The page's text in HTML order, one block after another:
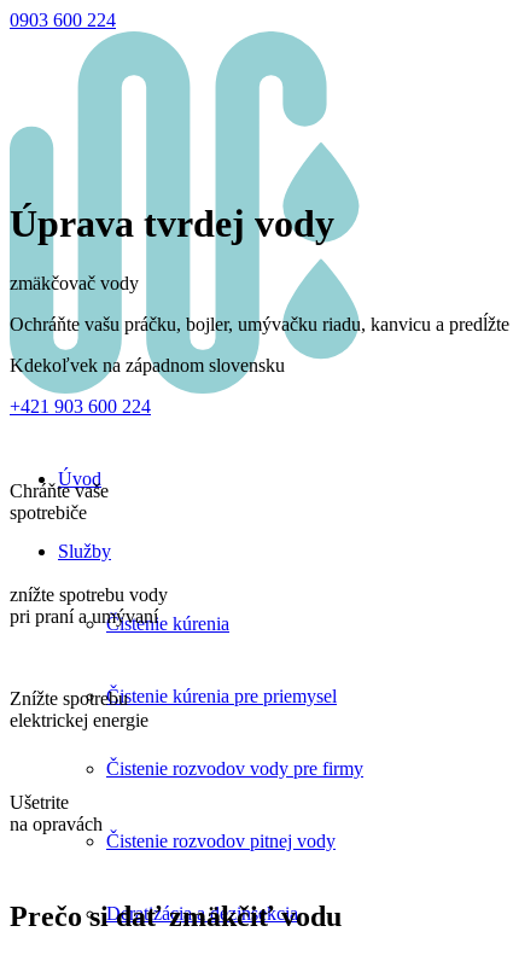
0903 600 224
Úvod
Služby
Čistenie kúrenia
Čistenie kúrenia pre priemysel
Čistenie rozvodov vody pre firmy
Čistenie rozvodov pitnej vody
Deratizácia a dezinsekcia
Úprava tvrdej vody
zmäkčovač vody
Ochráňte vašu práčku, bojler, umývačku riadu, kanvicu a
Kdekoľvek na západnom slovensku
+421 903 600 224
Chráňte vaše
spotrebiče
znížte spotrebu vody
pri praní a umývaní
Znížte spotrebu
elektrickej energie
Ušetrite
na opravách
Prečo si dať zmäkčiť vodu